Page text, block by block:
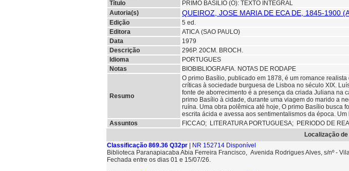
Título
PRIMO BASILIO (O): TEXTO INTEGRAL
Autoria(s)
QUEIROZ, JOSE MARIA DE ECA DE, 1845-1900
Edição
5 ed.
Editora
ATICA (SAO PAULO)
Data
1979
Descrição
296P. 20CM. BROCH.
Idioma
PORTUGUES
Notas
BIOBIBLIOGRAFIA. NOTAS DE RODAPE
Resumo
O primo Basílio, publicado em 1878, é um romance
críticas à sociedade burguesa de Lisboa no século XIX.
fonte de aborrecimento é a presença da criada Juliana na
primo Basílio à cidade, durante uma viagem do marido a
ruína. Uma obra polêmica até hoje, O primo Basílio busca
escrita ácida e avessa aos sentimentalismos da época.
Assuntos
FICCAO; LITERATURA PORTUGUESA; PERIODO DE
Localização
Classificação 869.36 Q32pr | NR 152714 Disponível
Biblioteca Paranapiacaba Abia Ferreira Francisco, Avenida Rodrigues Alves, s/nº -
Fechada entre os dias 01 e 15/07/26.